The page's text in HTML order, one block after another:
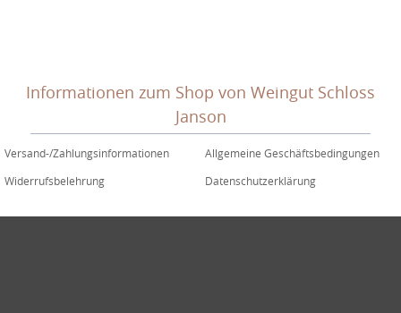
Informationen zum Shop von Weingut Schloss
Janson
Versand-/Zahlungsinformationen
Allgemeine Geschäftsbedingungen
Widerrufsbelehrung
Datenschutzerklärung